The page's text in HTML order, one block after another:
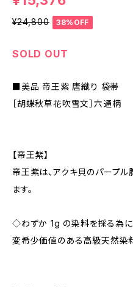
¥24,800 38%OFF
SOLD OUT
■美品 帝王紫 唐織り 袋帯
［胡蝶秋草花吹雪文］六通柄
【帝王紫】
帝王紫は、アクキ貝のパープ
ます。
◇わずか 1g の染料を採る為
変希少価値のある高級天然染料